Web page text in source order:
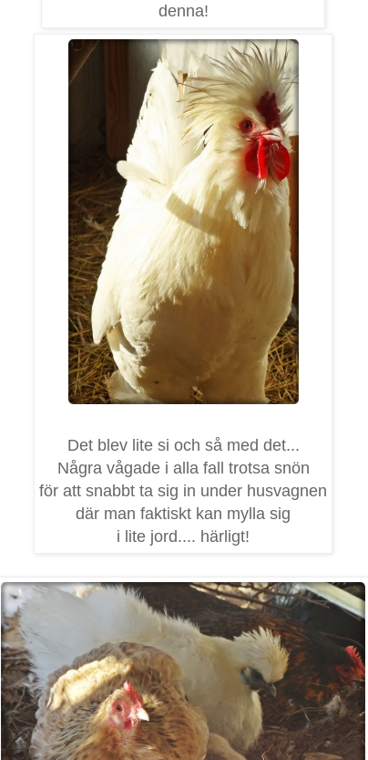
denna!
Det blev lite si och så med det...
Några vågade i alla fall trotsa snön
för att snabbt ta sig in under husvagnen
där man faktiskt kan mylla sig
i lite jord.... härligt!